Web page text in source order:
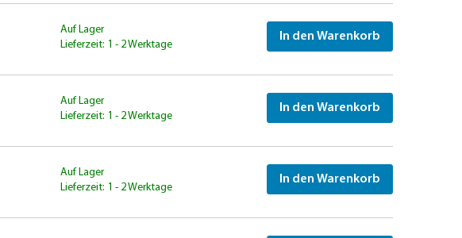
Auf Lager
Lieferzeit: 1 - 2 Werktage
In den Warenkorb
Auf Lager
Lieferzeit: 1 - 2 Werktage
In den Warenkorb
Auf Lager
Lieferzeit: 1 - 2 Werktage
In den Warenkorb